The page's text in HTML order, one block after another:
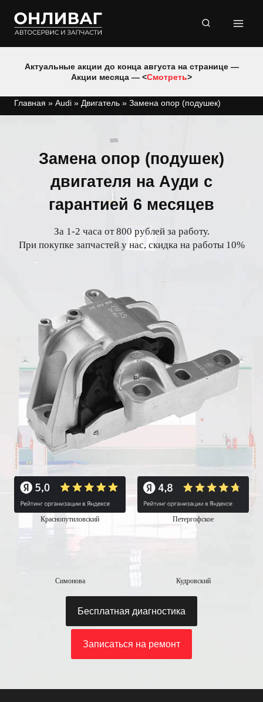
содержимому
Актуальные акции до конца августа на странице —
Акции месяца — <Смотреть>
Главная » Audi » Двигатель » Замена опор (подушек)
Замена опор (подушек)
двигателя на Ауди с
гарантией 6 месяцев
За 1-2 часа от 800 рублей за работу.
При покупке запчастей у нас, скидка на работы 10%
Краснопутиловский Петергофское
Симонова Кудровский
Бесплатная диагностика
Записаться на ремонт